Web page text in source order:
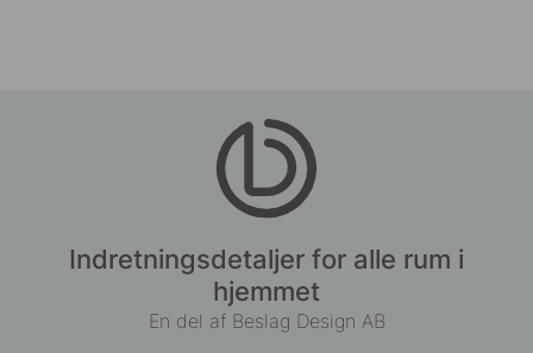
Indretningsdetaljer for alle rum i
hjemmet
En del af Beslag Design AB